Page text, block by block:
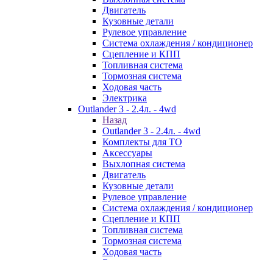
Двигатель
Кузовные детали
Рулевое управление
Система охлаждения / кондиционер
Сцепление и КПП
Топливная система
Тормозная система
Ходовая часть
Электрика
Outlander 3 - 2.4л. - 4wd
Назад
Outlander 3 - 2.4л. - 4wd
Комплекты для ТО
Аксессуары
Выхлопная система
Двигатель
Кузовные детали
Рулевое управление
Система охлаждения / кондиционер
Сцепление и КПП
Топливная система
Тормозная система
Ходовая часть